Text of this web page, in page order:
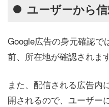
ユーザーから
Google広告の身元確認で
前、所在地が確認されます
また、配信される広告内
開されるので、ユーザー